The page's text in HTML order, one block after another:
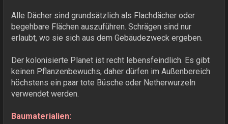
Alle Dächer sind grundsätzlich als Flachdächer oder
begehbare Flächen auszuführen. Schrägen sind nur
erlaubt, wo sie sich aus dem Gebäudezweck ergeben.
Der kolonisierte Planet ist recht lebensfeindlich. Es gibt
keinen Pflanzenbewuchs, daher dürfen im Außenbereich
höchstens ein paar tote Büsche oder Netherwurzeln
verwendet werden.
Baumaterialien: